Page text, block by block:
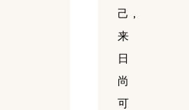
己，
来
日
尚
可